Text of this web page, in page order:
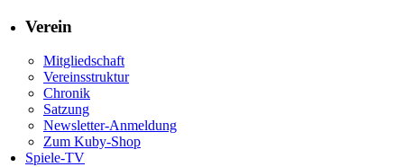
Verein
Mitgliedschaft
Vereinsstruktur
Chronik
Satzung
Newsletter-Anmeldung
Zum Kuby-Shop
Spiele-TV